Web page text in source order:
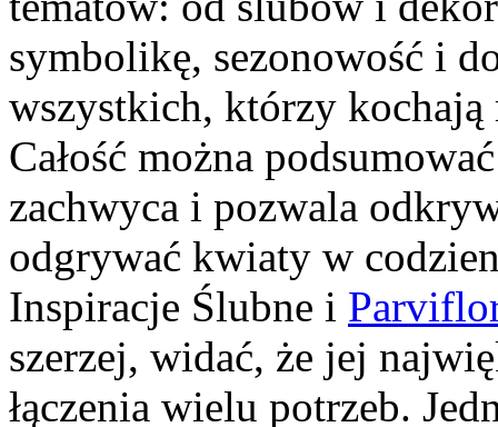
symbolikę, sezonowość i
wszystkich, którzy
Całość można
zachwyca i pozwala
odgrywać kwiaty w
Inspiracje Ślubne i
szerzej, widać, że jej
łączenia wielu potrzeb.